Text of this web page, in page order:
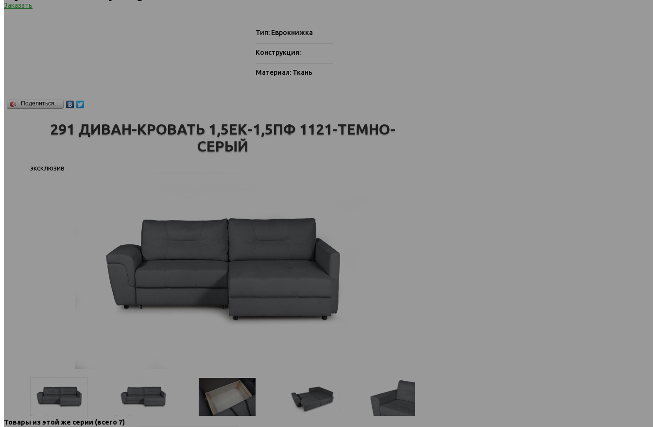
Заказать
Тип: Еврокнижка
Конструкция:
Материал: Ткань
Поделиться…
291 ДИВАН-КРОВАТЬ 1,5ЕК-1,5ПФ 1121-ТЕМНО-
СЕРЫЙ
эксклюзив
Товары из этой же серии (всего 7)